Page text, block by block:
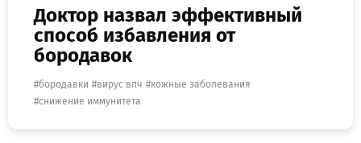
Доктор назвал эффективный
способ избавления от
бородавок
бородавки вирус впч
кожные заболевания
снижение иммунитета